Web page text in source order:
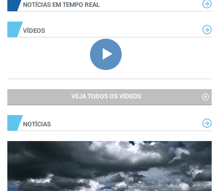
NOTÍCIAS EM TEMPO REAL
VÍDEOS
VEJA TODOS OS VÍDEOS
NOTÍCIAS